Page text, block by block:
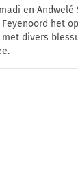
en
het
divers